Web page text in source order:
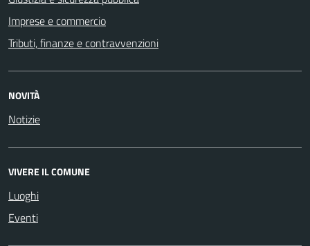
Imprese e commercio
Tributi, finanze e contravvenzioni
NOVITÀ
Notizie
VIVERE IL COMUNE
Luoghi
Eventi